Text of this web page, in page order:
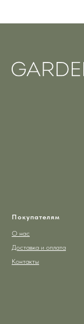
Покупателям
О нас
Доставка и оплата
Контакты